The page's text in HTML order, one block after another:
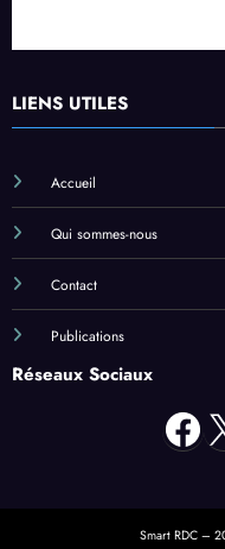
LIENS UTILES
Accueil
Qui sommes-nous
Contact
Publications
Réseaux Sociaux
X
Smart RDC –